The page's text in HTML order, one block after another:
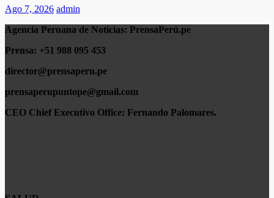
Ago 7, 2026 admin
Agencia Peruana de Noticias: PrensaPerú.pe
Prensa: +51 988 095 453
director@prensaperu.pe
prensaperupuntope@gmail.com
CEO Chief Executivo Office: Fernando Palomares.